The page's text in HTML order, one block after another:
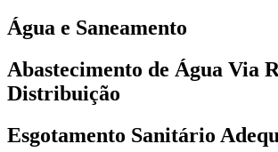
Água e Saneamento
Abastecimento de Água Via
Distribuição
Esgotamento Sanitário